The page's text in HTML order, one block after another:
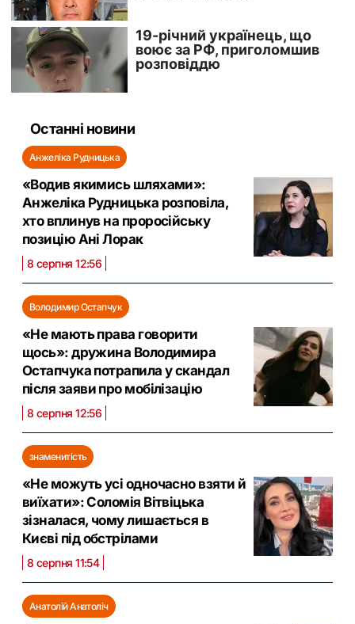
Останні новини
Анжеліка Рудницька
«Водив якимись шляхами»:
Анжеліка Рудницька розповіла,
хто вплинув на проросійську
позицію Ані Лорак
8 серпня 12:56
Володимир Остапчук
«Не мають права говорити
щось»: дружина Володимира
Остапчука потрапила у скандал
після заяви про мобілізацію
8 серпня 12:56
знаменитість
«Не можуть усі одночасно взяти й
виїхати»: Соломія Вітвіцька
зізналася, чому лишається в
Києві під обстрілами
8 серпня 11:54
Анатолій Анатоліч